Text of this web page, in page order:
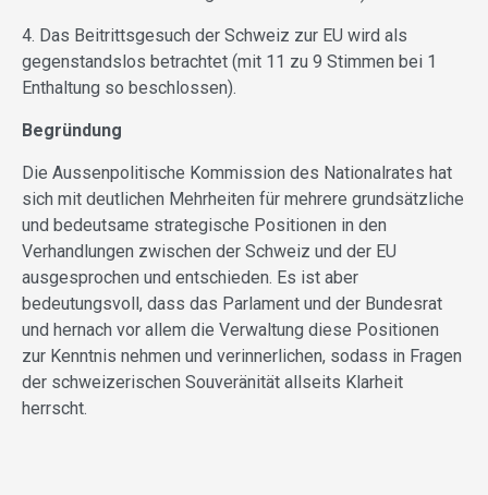
4. Das Beitrittsgesuch der Schweiz zur EU wird als
gegenstandslos betrachtet (mit 11 zu 9 Stimmen bei 1
Enthaltung so beschlossen).
Begründung
Die Aussenpolitische Kommission des Nationalrates hat
sich mit deutlichen Mehrheiten für mehrere grundsätzliche
und bedeutsame strategische Positionen in den
Verhandlungen zwischen der Schweiz und der EU
ausgesprochen und entschieden. Es ist aber
bedeutungsvoll, dass das Parlament und der Bundesrat
und hernach vor allem die Verwaltung diese Positionen
zur Kenntnis nehmen und verinnerlichen, sodass in Fragen
der schweizerischen Souveränität allseits Klarheit
herrscht.